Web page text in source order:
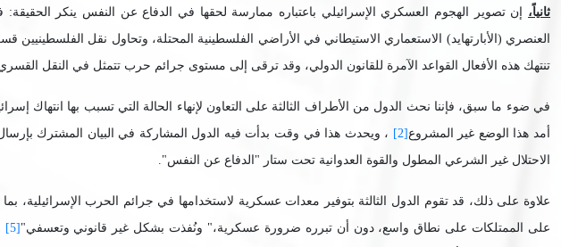
ثانياً، إن تصوير الهجوم العسكري الإسرائيلي باعتباره ممارسة لحقها في الدفاع عن النفس ينكر
العنصري (الأبارتهايد) الاستعماري الاستيطاني في الأراضي الفلسطينية المحتلة، وتحاول نقل
تنتهك هذه الأفعال القواعد الآمرة للقانون الدولي، وقد ترقى إلى مستوى جرائم حرب تتمثل في النقل
في ضوء ما سبق، فإننا نحث الدول من الأطراف الثالثة على التعاون لإنهاء الحالة التي تسبب بها انتهاك
أمد هذا الوضع غير المشروع[2] ، ويحدث هذا في وقت بدأت فيه الدول المشاركة في البيان المشترك
الاحتلال غير الشرعي المطول والقوة العدوانية تحت ستار "الدفاع عن النفس".
علاوة على ذلك، قد تقوم الدول الثالثة بتوفير معدات عسكرية لاستخدامها في جرائم الحرب الإسرائيلية،
على الممتلكات على نطاق واسع، دون أن تبرره ضرورة عسكرية،" ونُفذت بشكل غير قانوني وتعسفي" [5]